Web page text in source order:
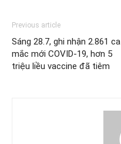
Previous article
Sáng 28.7, ghi nhận 2.861 ca
mắc mới COVID-19, hơn 5
triệu liều vaccine đã tiêm